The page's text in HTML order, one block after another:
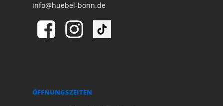
info@huebel-bonn.de
ÖFFNUNGSZEITEN